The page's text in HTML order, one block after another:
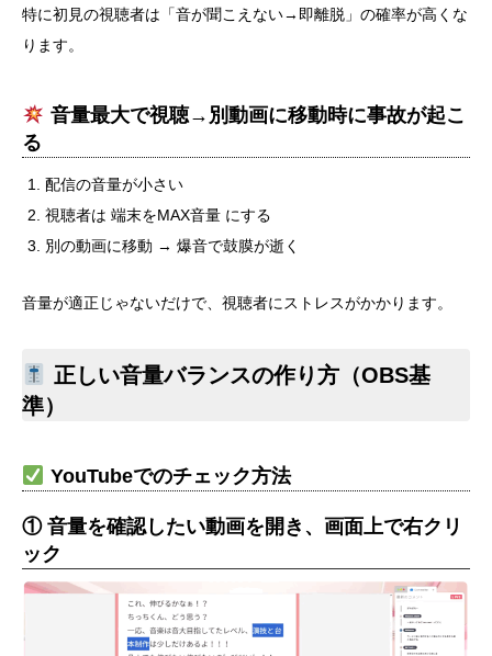
特に初見の視聴者は「音が聞こえない→即離脱」の確率が高くな
ります。
音量最大で視聴→別動画に移動時に事故が起こ
る
配信の音量が小さい
視聴者は 端末をMAX音量 にする
別の動画に移動 → 爆音で鼓膜が逝く
音量が適正じゃないだけで、視聴者にストレスがかかります。
正しい音量バランスの作り方（OBS基
準）
YouTubeでのチェック方法
① 音量を確認したい動画を開き、画面上で右クリ
ック